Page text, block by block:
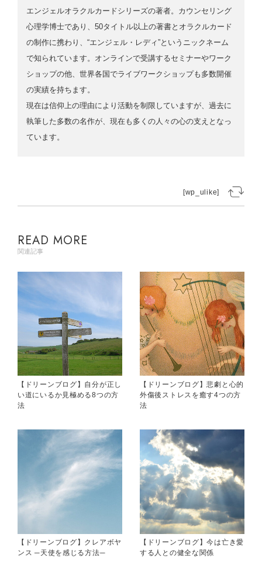
エンジェルオラクルカードシリーズの著者。カウンセリング
心理学博士であり、50タイトル以上の著書とオラクルカード
の制作に携わり、“エンジェル・レディ”というニックネーム
で知られています。オンラインで受講するセミナーやワーク
ショップの他、世界各国でライブワークショップも多数開催
の実績を持ちます。
現在は信仰上の理由により活動を制限していますが、過去に
執筆した多数の名作が、現在も多くの人々の心の支えとなっ
ています。
[wp_ulike]
READ MORE
関連記事
【ドリーンブログ】自分が正し
い道にいるか見極める8つの方
法
【ドリーンブログ】悲劇と心的
外傷後ストレスを癒す4つの方
法
【ドリーンブログ】クレアボヤ
ンス ─天使を感じる方法─
【ドリーンブログ】今は亡き愛
する人との健全な関係